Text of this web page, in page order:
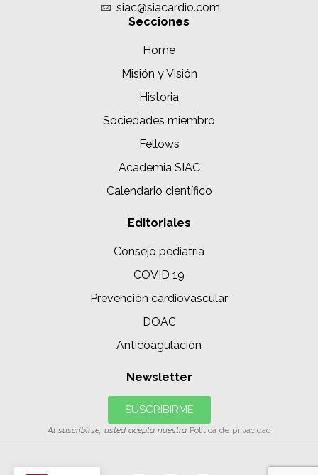
siac@siacardio.com
Secciones
Home
Misión y Visión
Historia
Sociedades miembro
Fellows
Academia SIAC
Calendario científico
Editoriales
Consejo pediatría
COVID 19
Prevención cardiovascular
DOAC
Anticoagulación
Newsletter
SUSCRIBIRME
Al suscribirse, usted acepta nuestra Política de privacidad